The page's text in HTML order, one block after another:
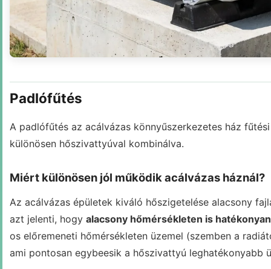
Padlófűtés
A padlófűtés az acálvázas könnyűszerkezetes ház
különösen hőszivattyúval kombinálva.
Miért különösen jól működik acálvázas háznál?
Az acálvázas épületek kiváló hőszigetelése alacsony
azt jelenti, hogy alacsony hőmérsékleten is
os előremeneti hőmérsékleten üzemel (szemben a
ami pontosan egybeesik a hőszivattyú leghatékonyabb